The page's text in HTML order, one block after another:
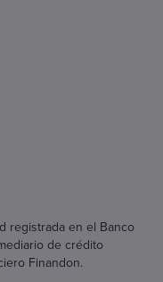
registrada en el Banco
de crédito
Finandon.